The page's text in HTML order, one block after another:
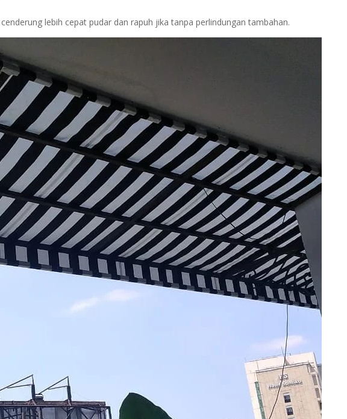
lebih cepat pudar dan rapuh jika tanpa perlindungan tambahan.